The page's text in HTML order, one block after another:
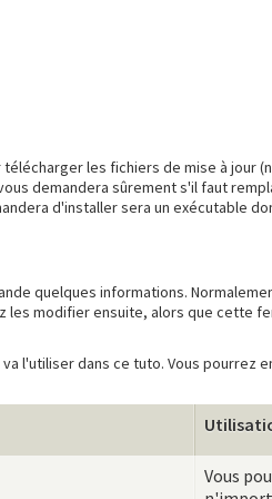
les fichiers de mise à jour
demandera sûrement s'il faut
d'installer sera un exécutable
quelques informations.
les modifier ensuite, alors que cette
l'utiliser dans ce tuto. Vous pourrez
Vous